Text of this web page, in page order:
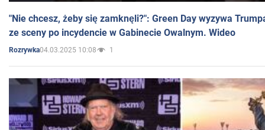
"Nie chcesz, żeby się zamknęli?": Green Day wyzywa
ze sceny po incydencie w Gabinecie Owalnym. Wideo
Rozrywka04.03.2025 10:08 1